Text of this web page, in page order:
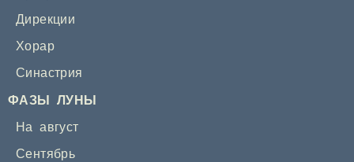
Дирекции
Хорар
Синастрия
ФАЗЫ ЛУНЫ
На август
Сентябрь